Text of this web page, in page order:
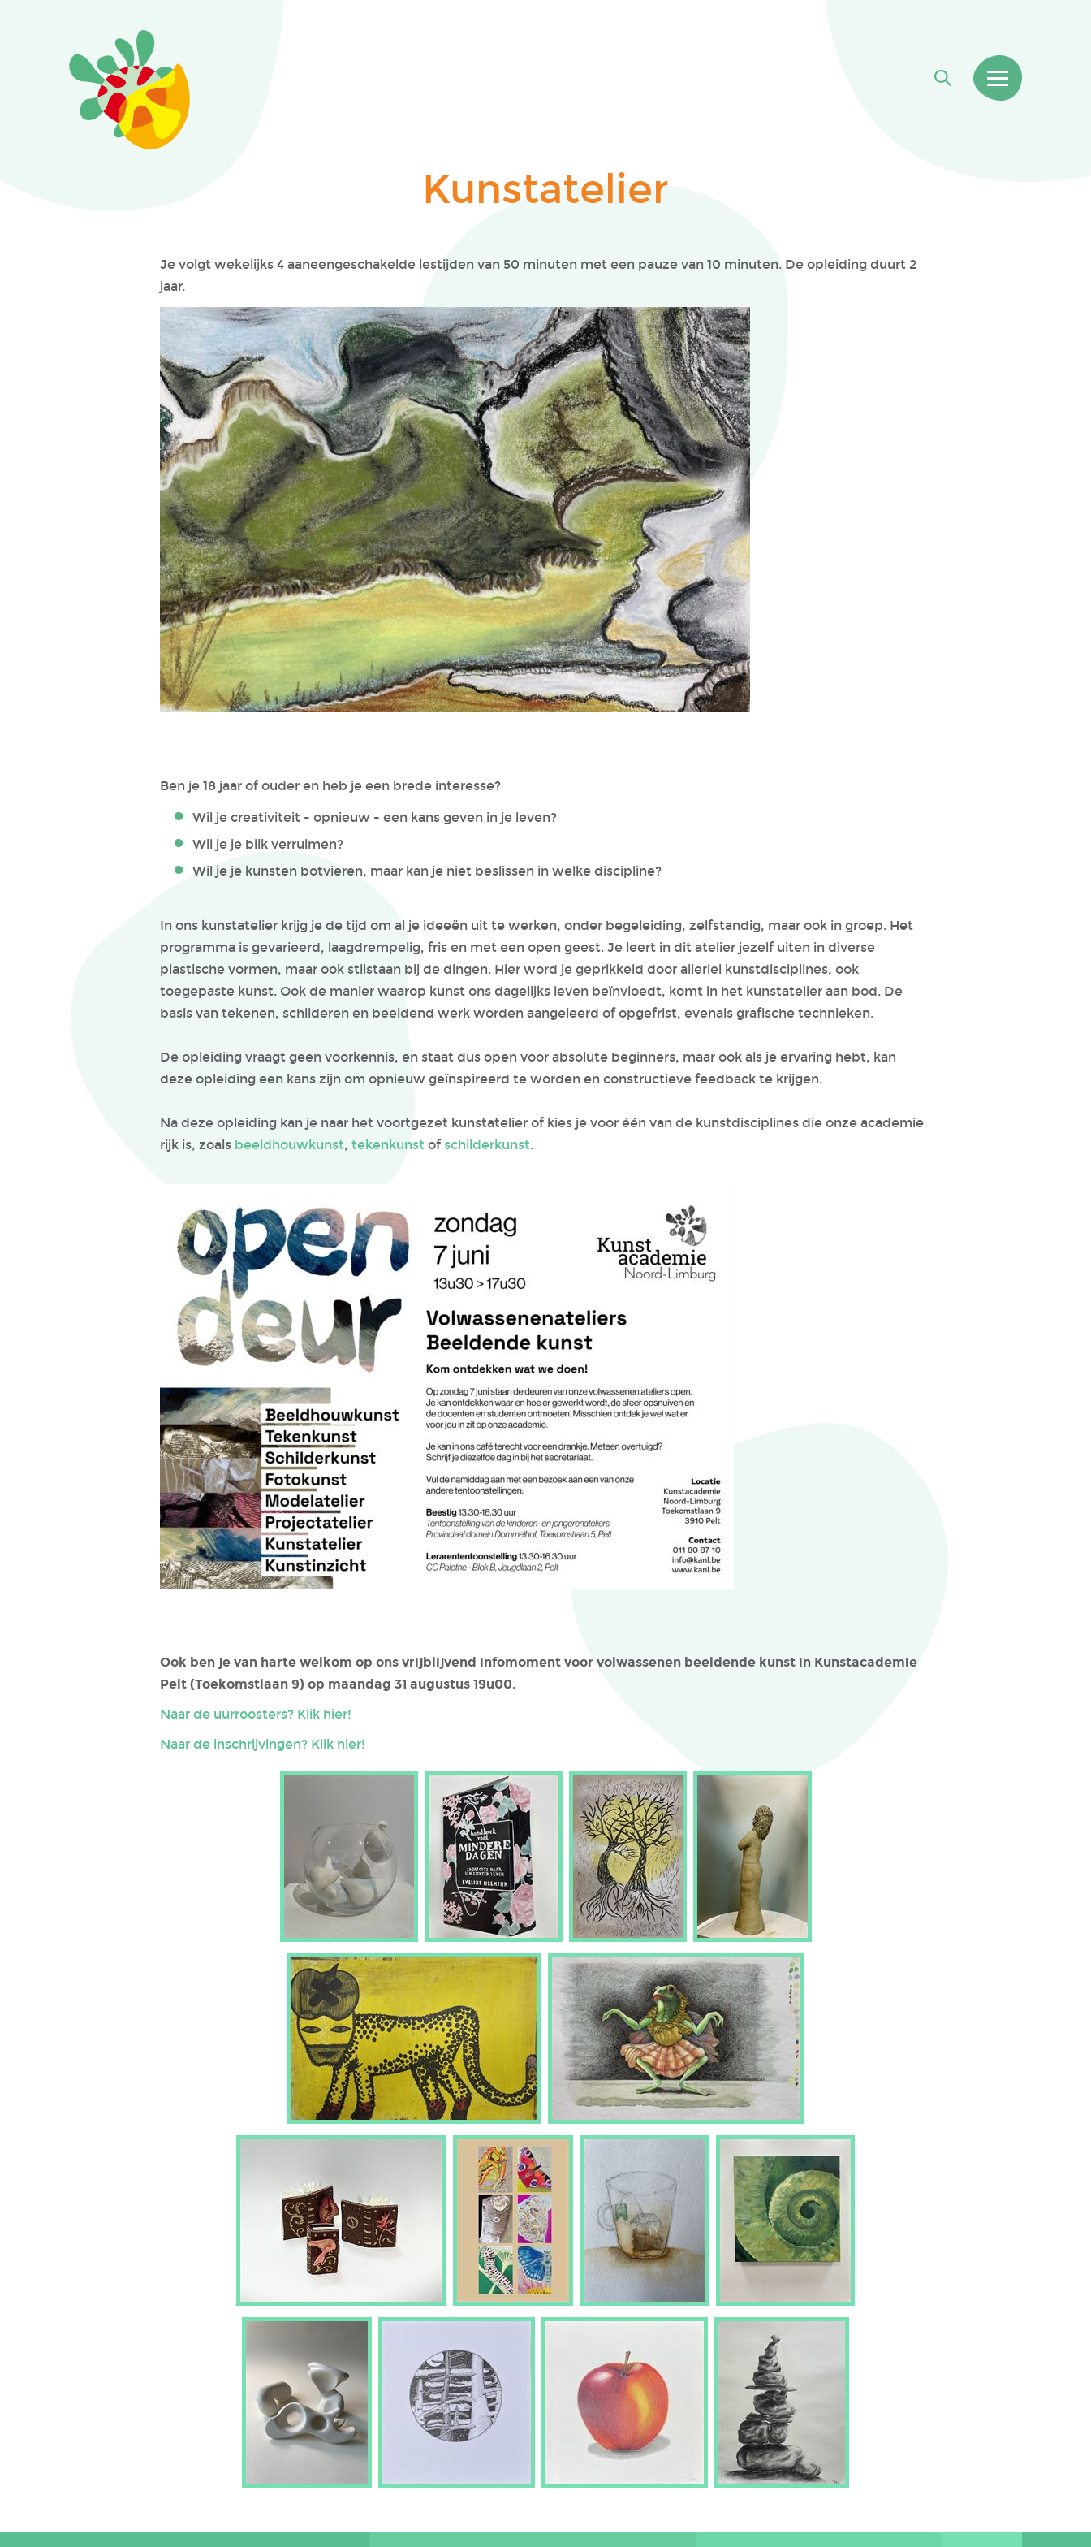
Kunstatelier
Je volgt wekelijks 4 aaneengeschakelde lestijden van 50 minuten met een pauze van 10 minuten. De opleiding duurt 2
jaar.
Ben je 18 jaar of ouder en heb je een brede interesse?
Wil je creativiteit - opnieuw - een kans geven in je leven?
Wil je je blik verruimen?
Wil je je kunsten botvieren, maar kan je niet beslissen in welke discipline?
In ons kunstatelier krijg je de tijd om al je ideeën uit te werken, onder begeleiding, zelfstandig, maar ook in groep. Het
programma is gevarieerd, laagdrempelig, fris en met een open geest. Je leert in dit atelier jezelf uiten in diverse
plastische vormen, maar ook stilstaan bij de dingen. Hier word je geprikkeld door allerlei kunstdisciplines, ook
toegepaste kunst. Ook de manier waarop kunst ons dagelijks leven beïnvloedt, komt in het kunstatelier aan bod. De
basis van tekenen, schilderen en beeldend werk worden aangeleerd of opgefrist, evenals grafische technieken.
De opleiding vraagt geen voorkennis, en staat dus open voor absolute beginners, maar ook als je ervaring hebt, kan
deze opleiding een kans zijn om opnieuw geïnspireerd te worden en constructieve feedback te krijgen.
Na deze opleiding kan je naar het voortgezet kunstatelier of kies je voor één van de kunstdisciplines die onze academie
rijk is, zoals beeldhouwkunst, tekenkunst ofschilderkunst.
Ook ben je van harte welkom op ons vrijblijvend infomoment voor volwassenen beeldende kunst in Kunstacademie
Pelt (Toekomstlaan 9) op maandag 31 augustus 19u00.
Naar de uurroosters? Klik hier!
Naar de inschrijvingen? Klik hier!